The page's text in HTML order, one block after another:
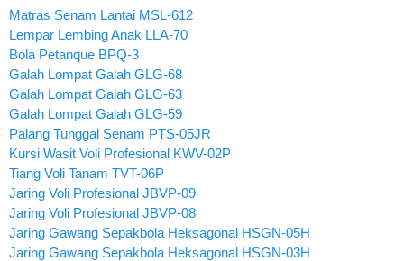
Matras Senam Lantai MSL-612
Lempar Lembing Anak LLA-70
Bola Petanque BPQ-3
Galah Lompat Galah GLG-68
Galah Lompat Galah GLG-63
Galah Lompat Galah GLG-59
Palang Tunggal Senam PTS-05JR
Kursi Wasit Voli Profesional KWV-02P
Tiang Voli Tanam TVT-06P
Jaring Voli Profesional JBVP-09
Jaring Voli Profesional JBVP-08
Jaring Gawang Sepakbola Heksagonal HSGN-05H
Jaring Gawang Sepakbola Heksagonal HSGN-03H